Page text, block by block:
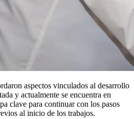
aspectos vinculados al desarrollo
y actualmente se encuentra en
clave para continuar con los pasos
al inicio de los trabajos.